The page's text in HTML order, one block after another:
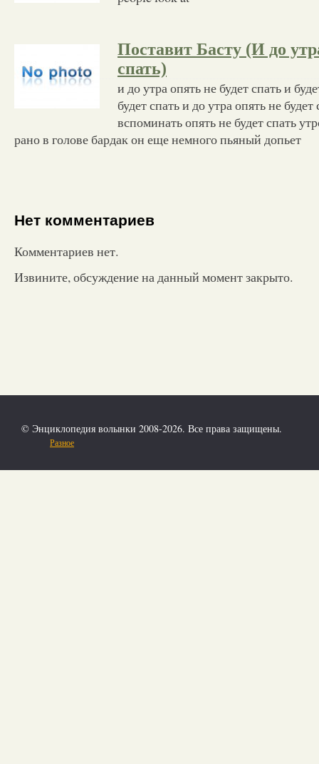
Поставит Басту (И до
спать)
и до утра опять не будет спать и
будет спать и до утра опять не будет
вспоминать опять не будет спать
рано в голове бардак он еще немного пьяный допьет
Нет комментариев
Комментариев нет.
Извините, обсуждение на данный момент закрыто.
© Энциклопедия волынки 2008-2026. Все права защищены.
Разное